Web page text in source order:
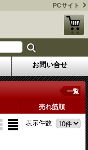
PCサイト
お問い合せ
一覧
売れ筋順
表示件数: